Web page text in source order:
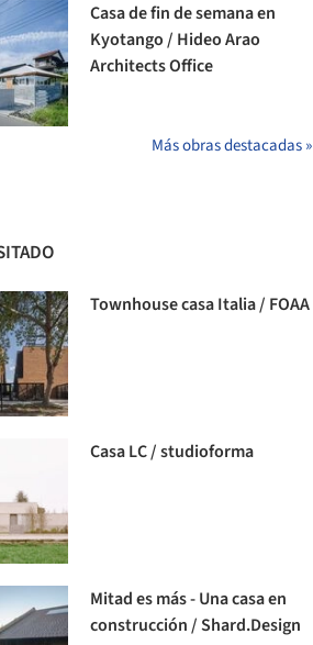
Casa de fin de semana en
Kyotango / Hideo Arao
Architects Office
Más obras destacadas »
Townhouse casa Italia / FOAA
Casa LC / studioforma
Mitad es más - Una casa en
construcción / Shard.Design